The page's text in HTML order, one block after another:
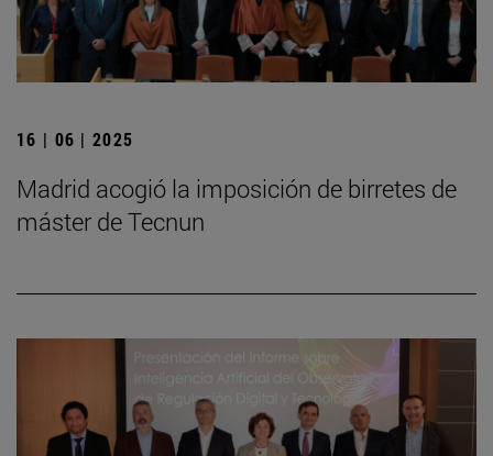
16 | 06 | 2025
Madrid acogió la imposición de birretes de
máster de Tecnun